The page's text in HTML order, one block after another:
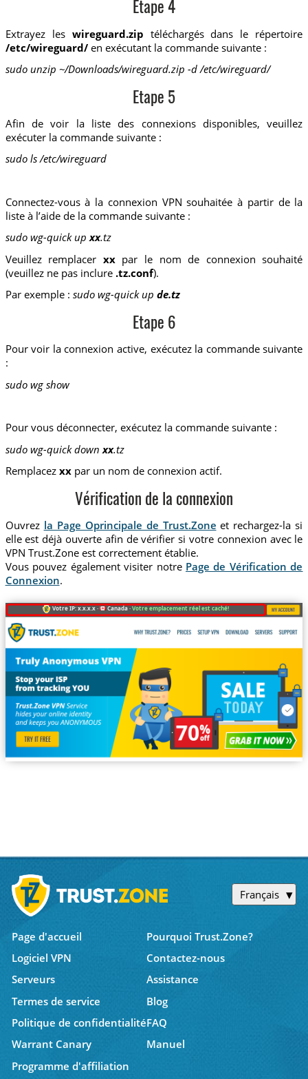
Etape 4
Extrayez les wireguard.zip téléchargés dans le répertoire
/etc/wireguard/en exécutant la commande suivante :
sudo unzip ~/Downloads/wireguard.zip -d /etc/wireguard/
Etape 5
Afin de voir la liste des connexions disponibles, veuillez
exécuter la commande suivante :
sudo ls /etc/wireguard
Connectez-vous à la connexion VPN souhaitée à partir de la
liste à l’aide de la commande suivante :
sudo wg-quick upxx.tz
Veuillez remplacer xxpar le nom de connexion souhaité
(veuillez ne pas inclure .tz.conf).
Par exemple : sudo wg-quick up de.tz
Etape 6
Pour voir la connexion active, exécutez la commande suivante
:
sudo wg show
Pour vous déconnecter, exécutez la commande suivante :
sudo wg-quick down xx.tz
Remplacez xxpar un nom de connexion actif.
Vérification de la connexion
Ouvrez la Page Oprincipale de Trust.Zone et rechargez-la si
elle est déjà ouverte afin de vérifier si votre connexion avec le
VPN Trust.Zone est correctement établie.
Vous pouvez également visiter notre Page de Vérification de
Connexion.
Votre IP: x.x.x.x · Canada ·Votre emplacement réel est caché!
Français
Page d'accueil
Pourquoi Trust.Zone?
Logiciel VPN
Contactez-nous
Serveurs
Assistance
Termes de service
Blog
Politique de confidentialitéFAQ
Warrant Canary
Manuel
Programme d'affiliation